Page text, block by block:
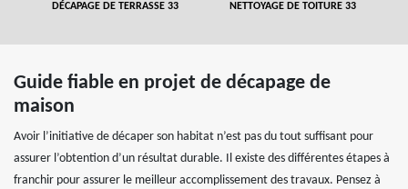
DÉCAPAGE DE TERRASSE 33 NETTOYAGE DE TOITURE 33
Guide fiable en projet de décapage de
maison
Avoir l’initiative de décaper son habitat n’est pas du tout suffisant pour
assurer l’obtention d’un résultat durable. Il existe des différentes étapes à
franchir pour assurer le meilleur accomplissement des travaux. Pensez à